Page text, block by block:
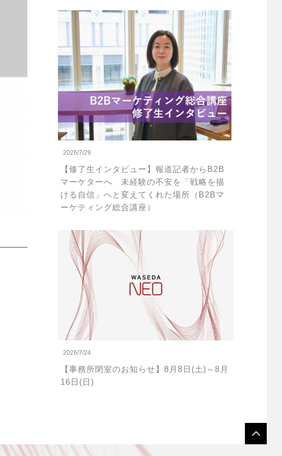
2026/7/29
【修了生インタビュー】報道記者からB2B
マーケターへ 未経験の不安を「戦略を描
ける自信」へと変えてくれた場所（B2Bマ
ーケティング総合講座）
2026/7/24
【事務所閉室のお知らせ】8月8日(土)～8月
16日(日)